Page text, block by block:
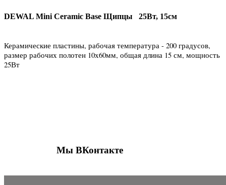
DEWAL Mini Ceramic Base Щипцы 25Вт, 15см
Керамические пластины, рабочая температура - 200 градусов,
размер рабочих полотен 10х60мм, общая длина 15 см, мощность
25Вт
Мы ВКонтакте